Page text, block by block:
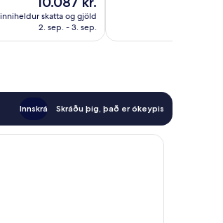
er
10.087 kr.
inniheldur skatta og gjöld
2. sep. - 3. sep.
Innskrá Skráðu þig, það er ókeypis